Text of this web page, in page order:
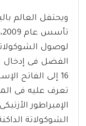
ويحتفل العالم
الفضل فى إدخال
16 إلى الفاتح
تعرف عليه فى
الإمبراطور
الشوكولاتة